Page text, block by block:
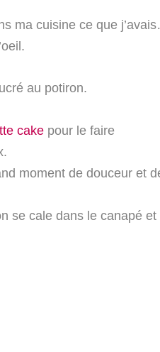
ma cuisine ce que
au potiron.
cakepour le faire
moment de douceur et
se cale dans le canapé